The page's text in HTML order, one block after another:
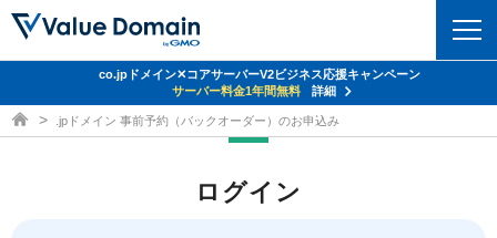
ドメイントップ
Value Domain 24周年キャンペーン
24%OFF クーポンGET＆その他特典あり！
co.jpドメイン✕コアサーバーV2ビジネス応援キャンペーン
サーバー料金1年間無料
詳細
ドメイン取得ならバリュードメイン
.jpドメイン 事前予約（バックオーダー）のお申込み
ログイン